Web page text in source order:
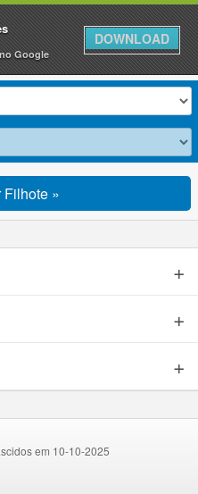
Anuncie Grátis »
Animal
»
em 10-10-2025
Google
DOWNLOAD